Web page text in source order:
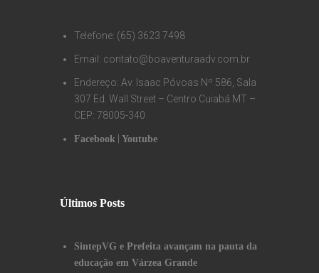
Telefone: (65) 3623 7498
Email: contato@boaventuraadv.com.br
Endereço: Av. Isaac Póvoas Nº 586, Sala
307 Ed. Wall Street – Centro Cuiabá MT –
CEP: 78005-340
Facebook Youtube
Últimos Posts
SintepVG e Prefeita avançam na pauta da
educação em Várzea Grande